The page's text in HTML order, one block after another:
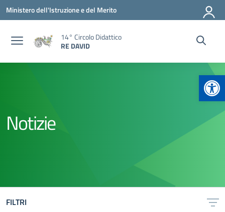
Vai ai contenuti
Vai al menu di navigazione
Vai al footer
Ministero dell'Istruzione e del Merito
14° Circolo Didattico
RE DAVID
Notizie
FILTRI